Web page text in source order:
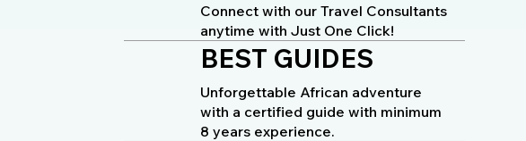
Connect with our Travel Consultants
anytime with Just One Click!
BEST GUIDES
Unforgettable African adventure
with a certified guide with minimum
8 years experience.